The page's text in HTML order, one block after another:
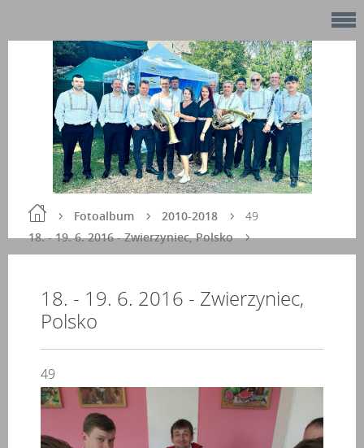
Fotoalbum
2010-2018
18. - 19. 6. 2016 - Zwierzyniec, Polsko
49
18. - 19. 6. 2016 - Zwierzyniec,
Polsko
49